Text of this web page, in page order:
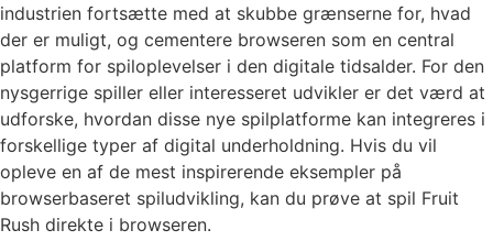
industrien fortsætte med at skubbe grænserne for, hvad
der er muligt, og cementere browseren som en central
platform for spiloplevelser i den digitale tidsalder. For den
nysgerrige spiller eller interesseret udvikler er det værd at
udforske, hvordan disse nye spilplatforme kan integreres i
forskellige typer af digital underholdning. Hvis du vil
opleve en af de mest inspirerende eksempler på
browserbaseret spiludvikling, kan du prøve at spil Fruit
Rush direkte i browseren.